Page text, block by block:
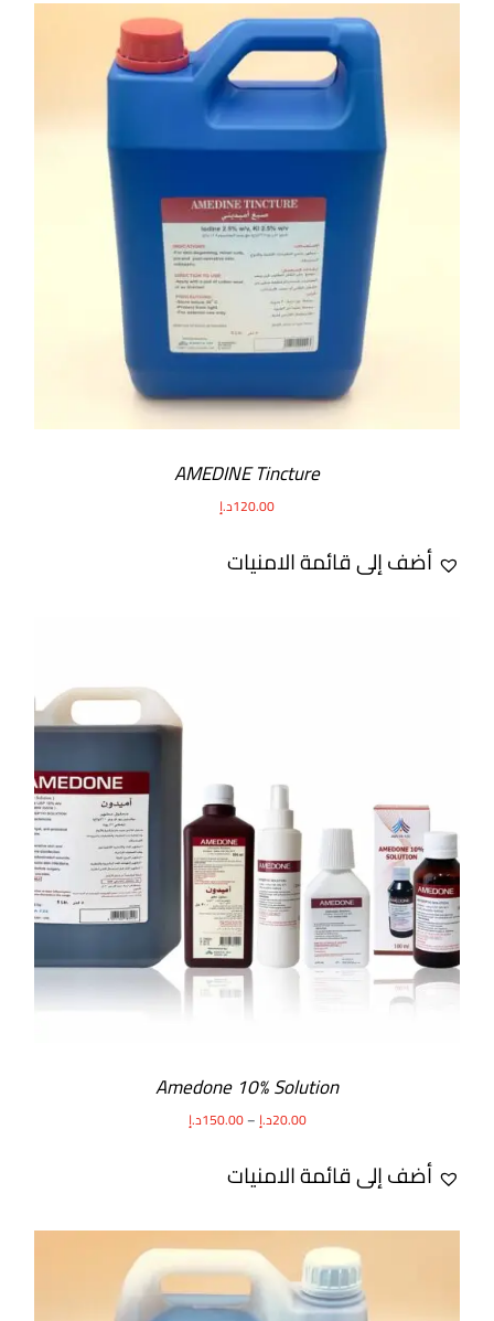
AMEDINE Tincture
120.00د.إ
أضف إلى قائمة الامنيات
Amedone 10% Solution
20.00د.إ–
150.00د.إ
أضف إلى قائمة الامنيات